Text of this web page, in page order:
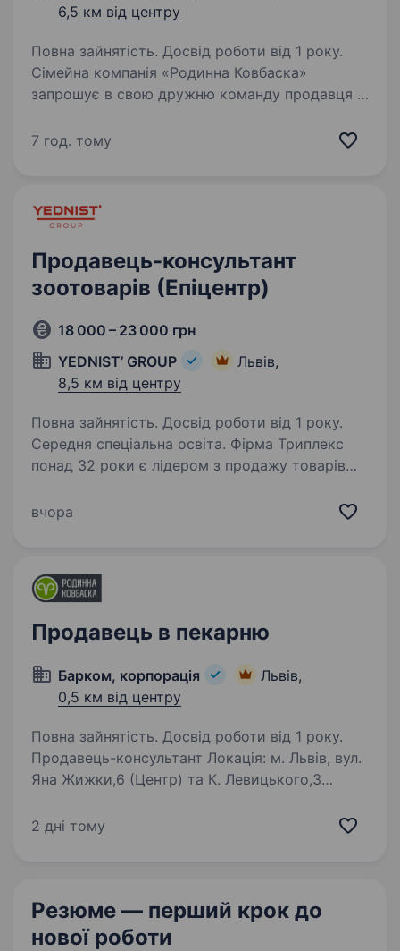
6,5 км від центру
Повна зайнятість. Досвід роботи від 1 року.
Сімейна компанія «Родинна Ковбаска»
запрошує в свою дружню команду продавця у
гідний рівень заробітної плати ; офіційне
7 год. тому
Продавець-консультант
зоотоварів (Епіцентр)
18 000 – 23 000 грн
YEDNIST’ GROUP
Львів,
8,5 км від центру
Повна зайнятість. Досвід роботи від 1 року.
Середня спеціальна освіта. Фірма Триплекс
понад 32 роки є лідером з продажу товарів
торгово-виробничої компанії YEDNIST' GROUP.
вчора
Продавець в пекарню
Барком, корпорація
Львів,
0,5 км від центру
Повна зайнятість. Досвід роботи від 1 року.
Продавець-консультант Локація: м. Львів, вул.
Яна Жижки,6 (Центр) та К. Левицького,3
та активного продавця, який любить
2 дні тому
Резюме — перший крок до
нової роботи